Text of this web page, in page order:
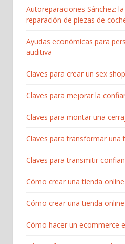
Autoreparaciones Sánchez:
reparación de piezas de
Ayudas económicas para
auditiva
Claves para crear un sex
Claves para mejorar la
Claves para montar una
Claves para transformar una
Claves para transmitir
Cómo crear una tienda
Cómo crear una tienda
Cómo hacer un ecommerce